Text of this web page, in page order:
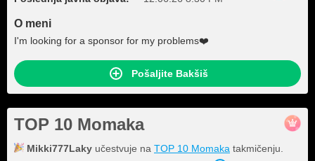
O meni
I'm looking for a sponsor for my problems❤️
Pošaljite Bakšiš
TOP 10 Momaka
Mikki777Laky učestvuje na TOP 10 Momaka takmičenju.